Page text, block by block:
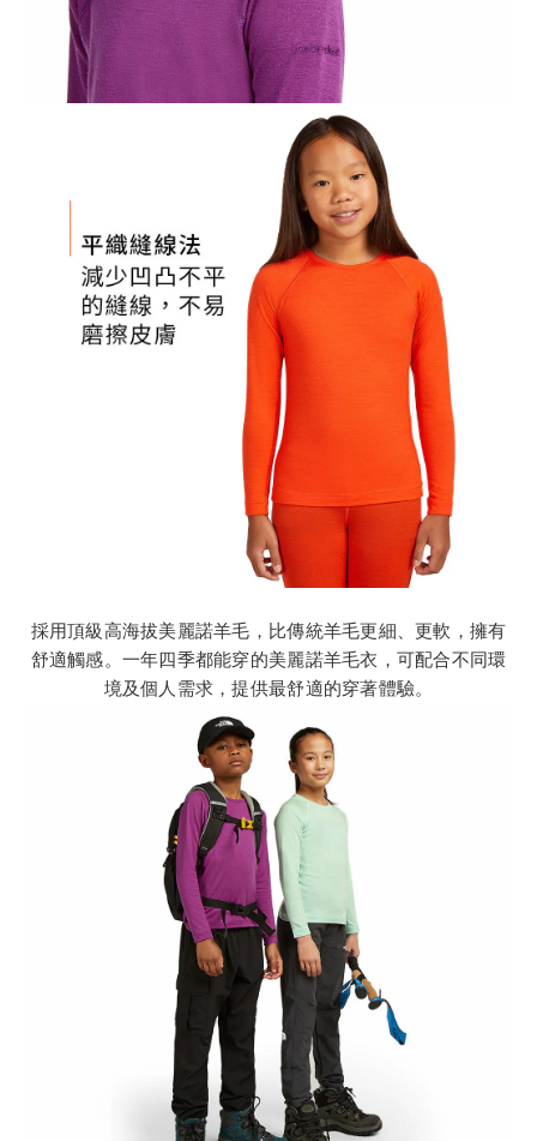
採用頂級高海拔美麗諾羊毛，比傳統羊毛更細、更軟，擁有
舒適觸感。一年四季都能穿的美麗諾羊毛衣，可配合不同環
境及個人需求，提供最舒適的穿著體驗。